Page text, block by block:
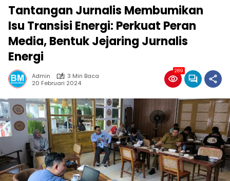
Tantangan Jurnalis Membumikan
Isu Transisi Energi: Perkuat Peran
Media, Bentuk Jejaring Jurnalis
Energi
Admin
3 Min Baca
20 Februari 2024
289